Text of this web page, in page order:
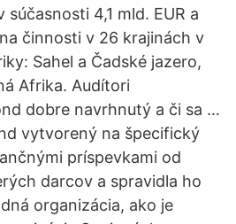
4,1 mld. EUR a
činnosti v 26 krajinách v
Sahel a Čadské jazero,
Afrika. Audítori
dobre navrhnutý a či sa …
vytvorený na špecifický
príspevkami od
darcov a spravidla ho
organizácia, ako je